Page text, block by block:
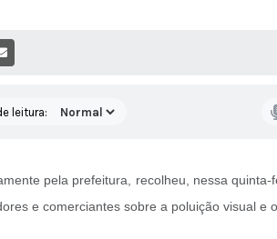
MÍDIAS
leitura:
pela prefeitura, recolheu, nessa
e comerciantes sobre a poluição visual e